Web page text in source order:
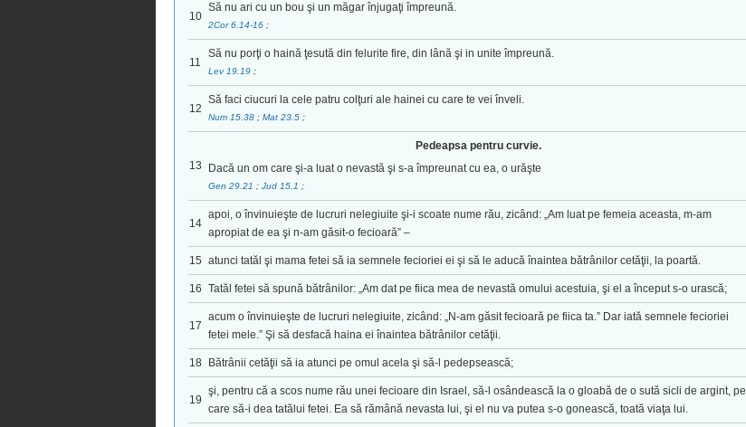
10
Să nu ari cu un bou şi un măgar înjugaţi împreună.
2Cor 6.14-16 ;
11
Să nu porţi o haină ţesută din felurite fire, din lână şi in unite împreună.
Lev 19.19 ;
12
Să faci ciucuri la cele patru colţuri ale hainei cu care te vei înveli.
Num 15.38 ; Mat 23.5 ;
13
Pedeapsa pentru curvie.
Dacă un om care şi-a luat o nevastă şi s-a împreunat cu ea, o urăşte
Gen 29.21 ; Jud 15.1 ;
14
apoi, o învinuieşte de lucruri nelegiuite şi-i scoate nume rău, zicând: „Am luat pe femeia aceasta, m-am
apropiat de ea şi n-am găsit-o fecioară” –
15 atunci tatăl şi mama fetei să ia semnele fecioriei ei şi să le aducă înaintea bătrânilor cetăţii, la poartă.
16 Tatăl fetei să spună bătrânilor: „Am dat pe fiica mea de nevastă omului acestuia, şi el a început s-o urască;
17
acum o învinuieşte de lucruri nelegiuite, zicând: „N-am găsit fecioară pe fiica ta.” Dar iată semnele fecioriei
fetei mele.” Şi să desfacă haina ei înaintea bătrânilor cetăţii.
18 Bătrânii cetăţii să ia atunci pe omul acela şi să-l pedepsească;
19
şi, pentru că a scos nume rău unei fecioare din Israel, să-l osândească la o gloabă de o sută sicli de argint, pe
care să-i dea tatălui fetei. Ea să rămână nevasta lui, şi el nu va putea s-o gonească, toată viaţa lui.